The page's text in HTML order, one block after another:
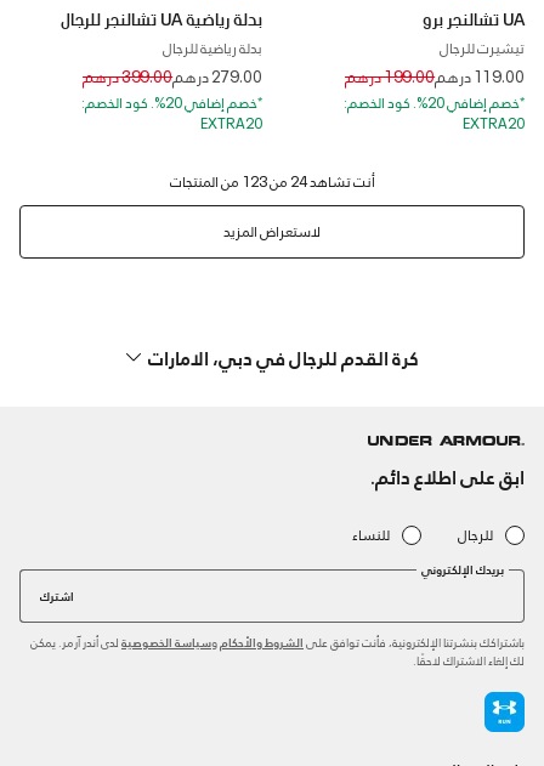
UA تشالنجر برو
تيشيرت للرجال
119.00 درهم Price reduced from
199.00 درهم to
*خصم إضافي 20%. كود الخصم:
EXTRA20
بدلة رياضية UA تشالنجر للرجال
بدلة رياضية للرجال
279.00 درهم Price reduced from
399.00 درهم to
*خصم إضافي 20%. كود الخصم:
EXTRA20
‏‫أنت تشاهد 24 من 123 من المنتجات
لاستعراض المزيد
كرة القدم للرجال في دبي، الامارات
ابق على اطلاع دائم.
للرجال للنساء
بريدك الإلكتروني
اشترك
باشتراكك بنشرتنا الإلكترونية، فأنت توافق على الشروط والأحكام وسياسة الخصوصية لدى أندر آرمر. يمكن
لك إلغاء الاشتراك لاحقًا.